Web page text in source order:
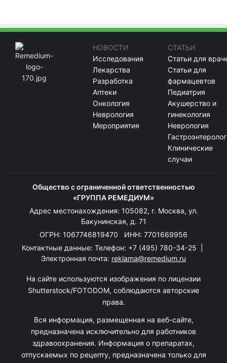
НОВОСТИ
Исследования
Лекарства
Разработка
Аптеки
Онкология
Неврология
Мероприятия
СТАТЬИ
Статьи для
Статьи для
фармацевтов
Педиатрия
Акушерство и
гинекология
Неврология
Клинические
случаи
Общество с ограниченной ответственностью
«ГРУППА РЕМЕДИУМ»
Адрес местонахождения: 105082, г. Москва, ул.
Бакунинская, д. 71
ОГРН: 1067746819470 ИНН: 7701669956
Контактные данные: Телефон: +7 (495) 780-34-25
Электронная почта: reklama@remedium.ru
На сайте используются изображения по лицензии
Shutterstock/FOTODOM, соблюдаются авторские
права.
Вся информация, размещенная на веб-сайте,
предназначена исключительно для работников
здравоохранения. Информация о препаратах,
отпускаемых по рецепту, предназначена только для